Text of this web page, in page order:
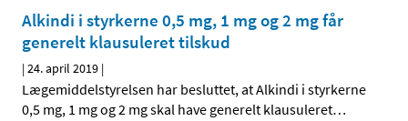
Alkindi i styrkerne 0,5 mg, 1 mg og 2 mg får
generelt klausuleret tilskud
|24. april 2019 |
Lægemiddelstyrelsen har besluttet, at Alkindi i styrkerne
0,5 mg, 1 mg og 2 mg skal have generelt klausuleret…